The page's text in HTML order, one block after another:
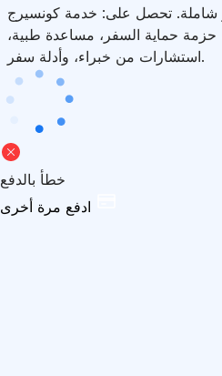
تحصل على: خدمة كونسيرج
مدار الساعة 24/7، حزمة حماية السفر، مساعدة طبية،
استشارات من خبراء، وأدلة سفر.
خطأ بالدفع